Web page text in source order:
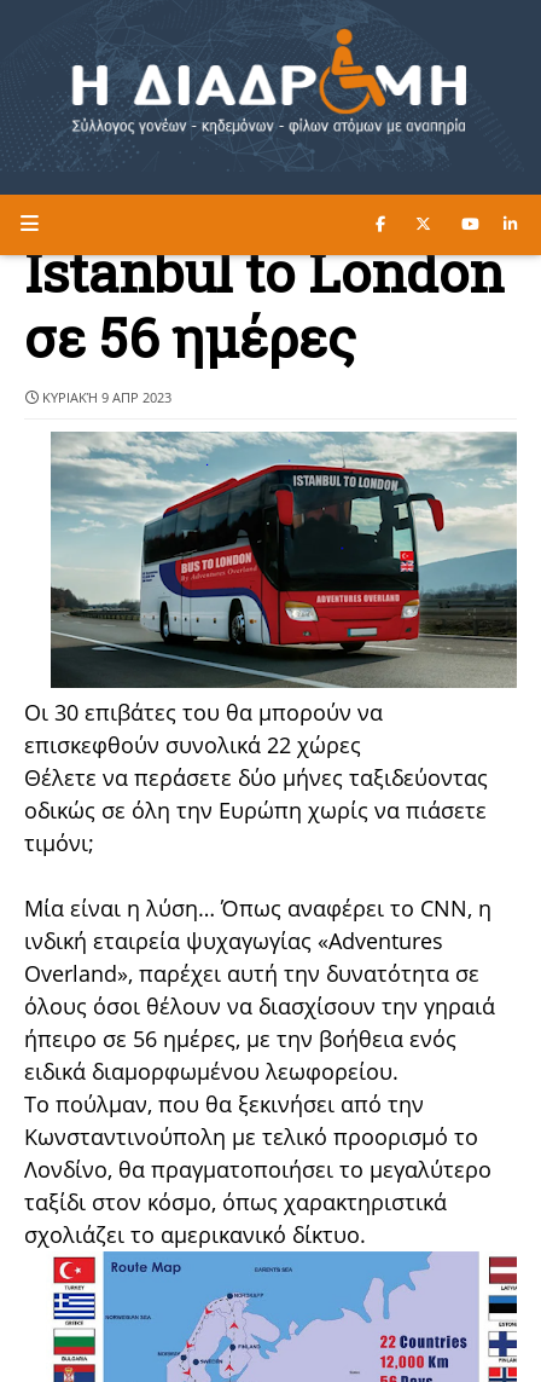
Η ΔΙΑΔΡΟΜΗ ΔΙΑΒΑΣΤΕ ΕΔΩ ►
Istanbul to London
σε 56 ημέρες
ΚΥΡΙΑΚΉ 9 ΑΠΡ 2023
Οι 30 επιβάτες του θα μπορούν να
επισκεφθούν συνολικά 22 χώρες
Θέλετε να περάσετε δύο μήνες ταξιδεύοντας
oδικώς σε όλη την Ευρώπη χωρίς να πιάσετε
τιμόνι;
Μία είναι η λύση…Όπως αναφέρει το CNN, η
ινδική εταιρεία ψυχαγωγίας «Adventures
Overland», παρέχει αυτή την δυνατότητα σε
όλους όσοι θέλουν να διασχίσουν την γηραιά
ήπειρο σε 56 ημέρες, με την βοήθεια ενός
ειδικά διαμορφωμένου λεωφορείου.
Το πούλμαν, που θα ξεκινήσει από την
Κωνσταντινούπολη με τελικό προορισμό το
Λονδίνο, θα πραγματοποιήσει το μεγαλύτερο
ταξίδι στον κόσμο, όπως χαρακτηριστικά
σχολιάζει το αμερικανικό δίκτυο.